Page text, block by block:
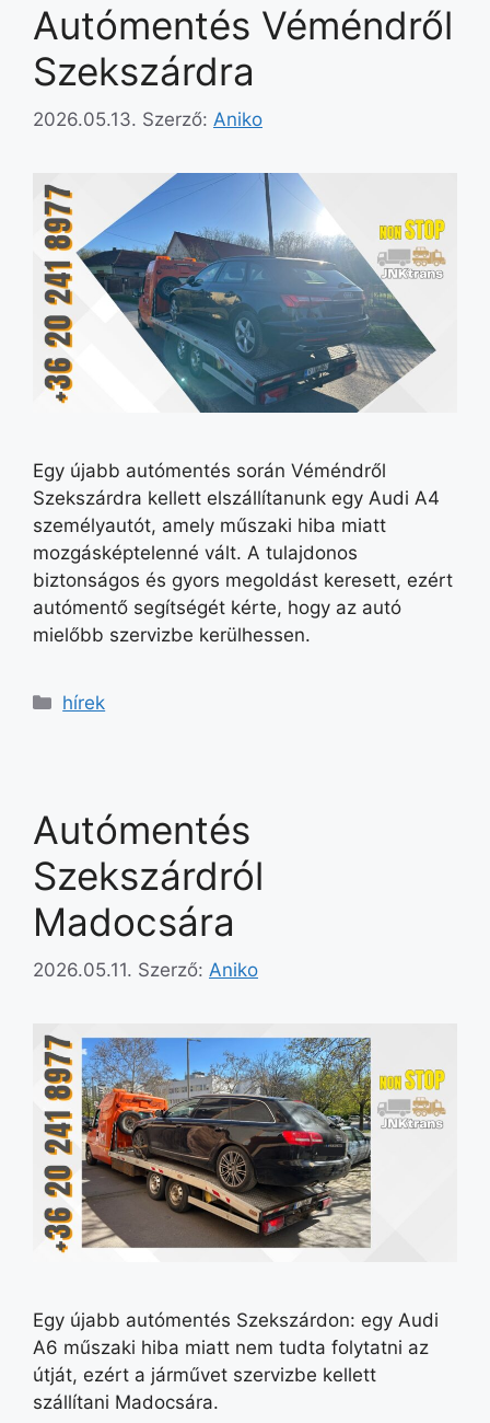
Autómentés Véméndről
Szekszárdra
2026.05.13. Szerző: Aniko
Egy újabb autómentés során Véméndről
Szekszárdra kellett elszállítanunk egy Audi A4
személyautót, amely műszaki hiba miatt
mozgásképtelenné vált. A tulajdonos
biztonságos és gyors megoldást keresett, ezért
autómentő segítségét kérte, hogy az autó
mielőbb szervizbe kerülhessen.
hírek
Autómentés
Szekszárdról
Madocsára
2026.05.11. Szerző: Aniko
Egy újabb autómentés Szekszárdon: egy Audi
A6 műszaki hiba miatt nem tudta folytatni az
útját, ezért a járművet szervizbe kellett
szállítani Madocsára.